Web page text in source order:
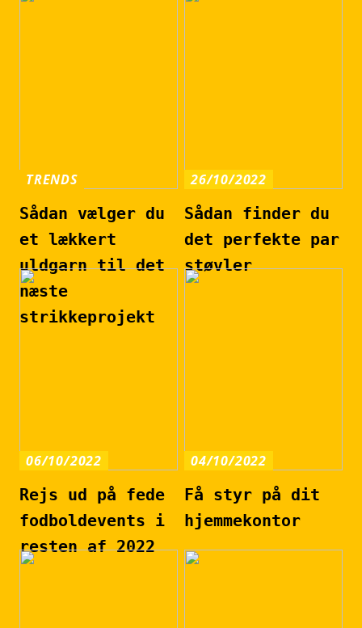
TRENDS
Sådan vælger du
et lækkert
uldgarn til det
næste
strikkeprojekt
26/10/2022
Sådan finder du
det perfekte par
støvler
06/10/2022
Rejs ud på fede
fodboldevents i
resten af 2022
04/10/2022
Få styr på dit
hjemmekontor